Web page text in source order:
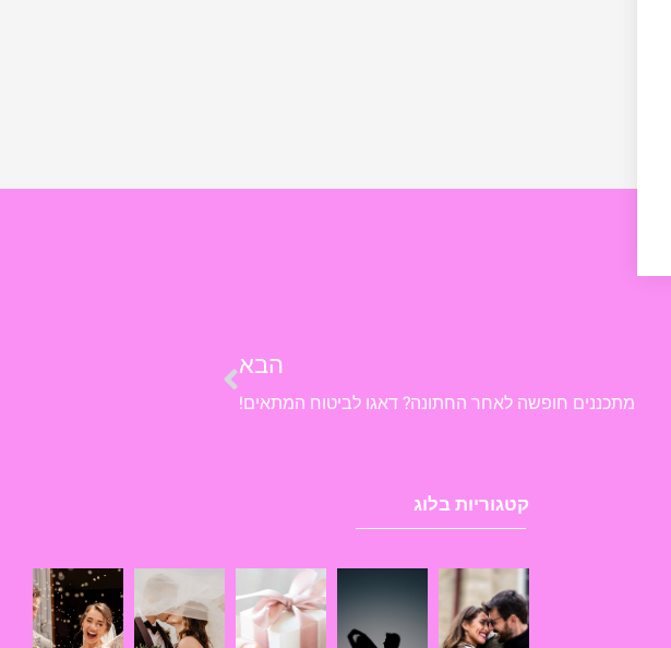
הבא
מתכננים חופשה לאחר החתונה? דאגו לביטוח המתאים!
קטגוריות בלוג